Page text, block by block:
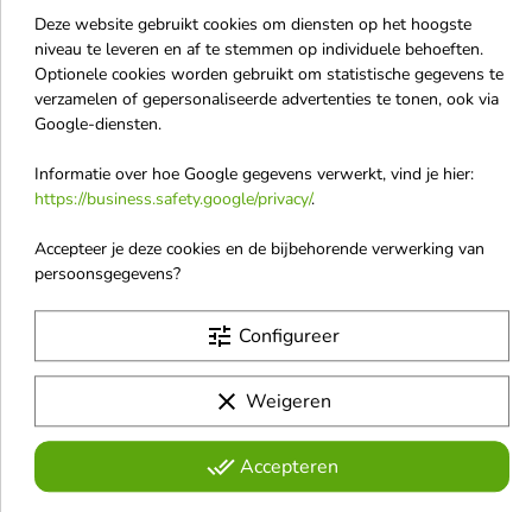
Long 4 Lashes Serum
dat de groei van
wimpers versnelt 3 ml
Serum dat de wimpergroei
versnelt
€ 21,00€ 25,80
Eveline 8-in-1 Total
Action
Wimperconditioner 10
arganolie regenereert, versterkt,
stimuleert de groei en dient als
basis voor mascara.
€ 4,80
-12%

Deze website gebruikt cookies om diensten op het hoogste
niveau te leveren en af te stemmen op individuele behoeften.
Optionele cookies worden gebruikt om statistische gegevens te
verzamelen of gepersonaliseerde advertenties te tonen, ook via
Google-diensten.
Informatie over hoe Google gegevens verwerkt, vind je hier:
https://business.safety.google/privacy/.
Accepteer je deze cookies en de bijbehorende verwerking van
persoonsgegevens?
tune Configureer
clear Weigeren
done_all Accepteren